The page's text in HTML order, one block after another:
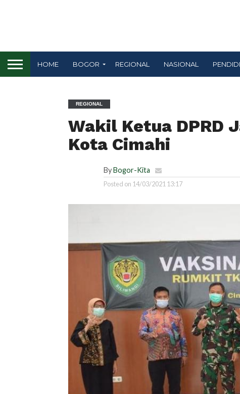
HOME BOGOR REGIONAL NASIONAL
REGIONAL
Wakil Ketua DPRD
Kota Cimahi
ByBogor-Kita
Posted on 14/03/2021 13:17